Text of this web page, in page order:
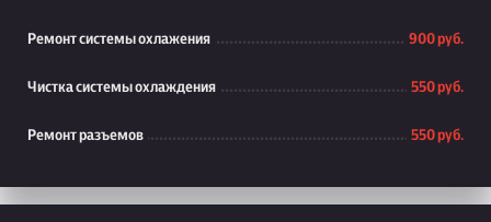
Ремонт системы охлажения 900 руб.
Чистка системы охлаждения 550 руб.
Ремонт разъемов 550 руб.